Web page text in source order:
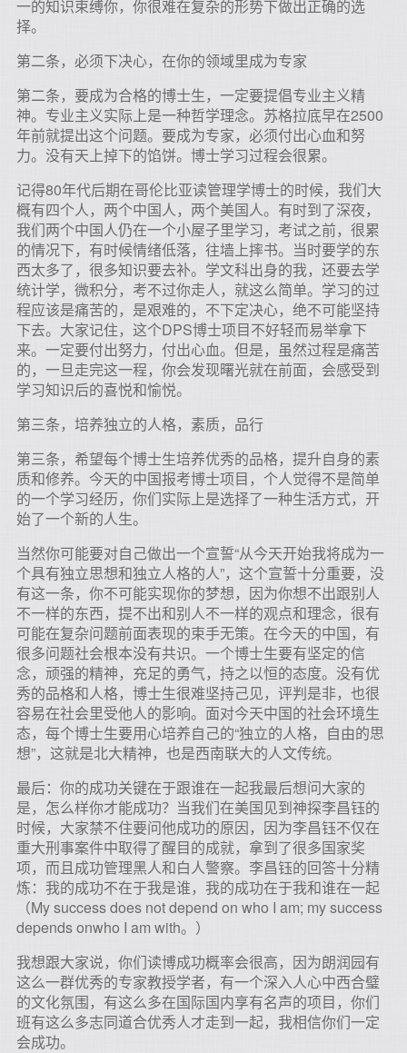
一的知识束缚你，你很难在复杂的形势下做出正确的选
择。
第二条，必须下决心，在你的领域里成为专家
第二条，要成为合格的博士生，一定要提倡专业主义精
神。专业主义实际上是一种哲学理念。苏格拉底早在2500
年前就提出这个问题。要成为专家，必须付出心血和努
力。没有天上掉下的馅饼。博士学习过程会很累。
记得80年代后期在哥伦比亚读管理学博士的时候，我们大
概有四个人，两个中国人，两个美国人。有时到了深夜，
我们两个中国人仍在一个小屋子里学习，考试之前，很累
的情况下，有时候情绪低落，往墙上摔书。当时要学的东
西太多了，很多知识要去补。学文科出身的我，还要去学
统计学，微积分，考不过你走人，就这么简单。学习的过
程应该是痛苦的，是艰难的，不下定决心，绝不可能坚持
下去。大家记住，这个DPS博士项目不好轻而易举拿下
来。一定要付出努力，付出心血。但是，虽然过程是痛苦
的，一旦走完这一程，你会发现曙光就在前面，会感受到
学习知识后的喜悦和愉悦。
第三条，培养独立的人格，素质，品行
第三条，希望每个博士生培养优秀的品格，提升自身的素
质和修养。今天的中国报考博士项目，个人觉得不是简单
的一个学习经历，你们实际上是选择了一种生活方式，开
始了一个新的人生。
当然你可能要对自己做出一个宣誓“从今天开始我将成为一
个具有独立思想和独立人格的人”，这个宣誓十分重要，没
有这一条，你不可能实现你的梦想，因为你想不出跟别人
不一样的东西，提不出和别人不一样的观点和理念，很有
可能在复杂问题前面表现的束手无策。在今天的中国，有
很多问题社会根本没有共识。一个博士生要有坚定的信
念，顽强的精神，充足的勇气，持之以恒的态度。没有优
秀的品格和人格，博士生很难坚持己见，评判是非，也很
容易在社会里受他人的影响。面对今天中国的社会环境生
态，每个博士生要用心培养自己的“独立的人格，自由的思
想”，这就是北大精神，也是西南联大的人文传统。
最后：你的成功关键在于跟谁在一起我最后想问大家的
是，怎么样你才能成功？当我们在美国见到神探李昌钰的
时候，大家禁不住要问他成功的原因，因为李昌钰不仅在
重大刑事案件中取得了醒目的成就，拿到了很多国家奖
项，而且成功管理黑人和白人警察。李昌钰的回答十分精
炼：我的成功不在于我是谁，我的成功在于我和谁在一起
（My success does not depend on who I am; my success
depends onwho I am with。）
我想跟大家说，你们读博成功概率会很高，因为朗润园有
这么一群优秀的专家教授学者，有一个深入人心中西合璧
的文化氛围，有这么多在国际国内享有名声的项目，你们
班有这么多志同道合优秀人才走到一起，我相信你们一定
会成功。